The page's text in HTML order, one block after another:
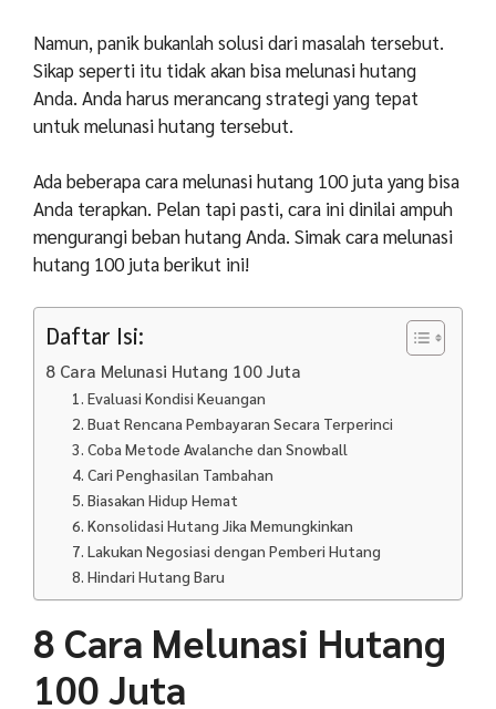
Namun, panik bukanlah solusi dari masalah tersebut.
Sikap seperti itu tidak akan bisa melunasi hutang
Anda. Anda harus merancang strategi yang tepat
untuk melunasi hutang tersebut.
Ada beberapa cara melunasi hutang 100 juta yang bisa
Anda terapkan. Pelan tapi pasti, cara ini dinilai ampuh
mengurangi beban hutang Anda. Simak cara melunasi
hutang 100 juta berikut ini!
Daftar Isi:
8 Cara Melunasi Hutang 100 Juta
1. Evaluasi Kondisi Keuangan
2. Buat Rencana Pembayaran Secara Terperinci
3. Coba Metode Avalanche dan Snowball
4. Cari Penghasilan Tambahan
5. Biasakan Hidup Hemat
6. Konsolidasi Hutang Jika Memungkinkan
7. Lakukan Negosiasi dengan Pemberi Hutang
8. Hindari Hutang Baru
8 Cara Melunasi Hutang
100 Juta